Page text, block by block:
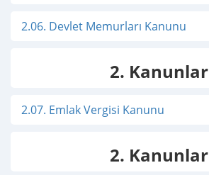
2.06. Devlet Memurları Kanunu
2. Kanunlar
2.07. Emlak Vergisi Kanunu
2. Kanunlar